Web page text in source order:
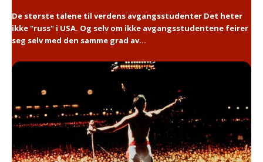
De største talene til verdens avgangsstudenter Det heter
ikke "russ" i USA. Og selv om ikke avgangsstudentene feirer
seg selv med den samme grad av...